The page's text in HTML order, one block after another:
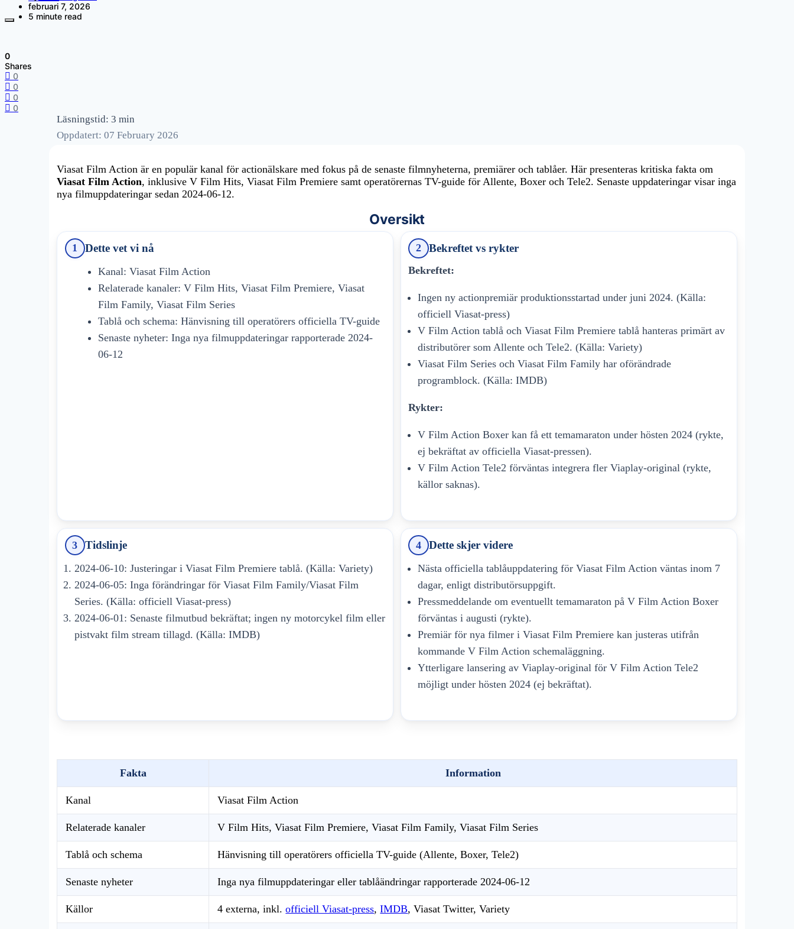
februari 7, 2026
5 minute read
0
Shares
0
0
0
0
Läsningstid: 3 min
Oppdatert: 07 February 2026
Viasat Film Action är en populär kanal för actionälskare med fokus på de senaste filmnyheterna, premiärer och tablåer. Här presenteras kritiska fakta om
Viasat Film Action, inklusive V Film Hits, Viasat Film Premiere samt operatörernas TV-guide för Allente, Boxer och Tele2. Senaste uppdateringar visar inga
nya filmuppdateringar sedan 2024-06-12.
Oversikt
1 Dette vet vi nå
Kanal: Viasat Film Action
Relaterade kanaler: V Film Hits, Viasat Film Premiere, Viasat
Film Family, Viasat Film Series
Tablå och schema: Hänvisning till operatörers officiella TV-guide
Senaste nyheter: Inga nya filmuppdateringar rapporterade 2024-
06-12
2 Bekreftet vs rykter
Bekreftet:
Ingen ny actionpremiär produktionsstartad under juni 2024. (Källa:
officiell Viasat-press)
V Film Action tablå och Viasat Film Premiere tablå hanteras primärt av
distributörer som Allente och Tele2. (Källa: Variety)
Viasat Film Series och Viasat Film Family har oförändrade
programblock. (Källa: IMDB)
Rykter:
V Film Action Boxer kan få ett temamaraton under hösten 2024 (rykte,
ej bekräftat av officiella Viasat-pressen).
V Film Action Tele2 förväntas integrera fler Viaplay-original (rykte,
källor saknas).
3 Tidslinje
2024-06-10: Justeringar i Viasat Film Premiere tablå. (Källa: Variety)
2024-06-05: Inga förändringar för Viasat Film Family/Viasat Film
Series. (Källa: officiell Viasat-press)
2024-06-01 : Senaste filmutbud bekräftat; ingen ny motorcykel film eller
pistvakt film stream tillagd. (Källa: IMDB)
4 Dette skjer videre
Nästa officiella tablåuppdatering för Viasat Film Action väntas inom 7
dagar, enligt distributörsuppgift.
Pressmeddelande om eventuellt temamaraton på V Film Action Boxer
förväntas i augusti (rykte).
Premiär för nya filmer i Viasat Film Premiere kan justeras utifrån
kommande V Film Action schemaläggning.
Ytterligare lansering av Viaplay-original för V Film Action Tele2
möjligt under hösten 2024 (ej bekräftat).
Fakta Information
Kanal Viasat Film Action
Relaterade kanaler V Film Hits, Viasat Film Premiere, Viasat Film Family, Viasat Film Series
Tablå och schema Hänvisning till operatörers officiella TV-guide (Allente, Boxer, Tele2)
Senaste nyheter Inga nya filmuppdateringar eller tablåändringar rapporterade 2024-06-12
Källor 4 externa, inkl.officiell Viasat-press,IMDB, Viasat Twitter, Variety